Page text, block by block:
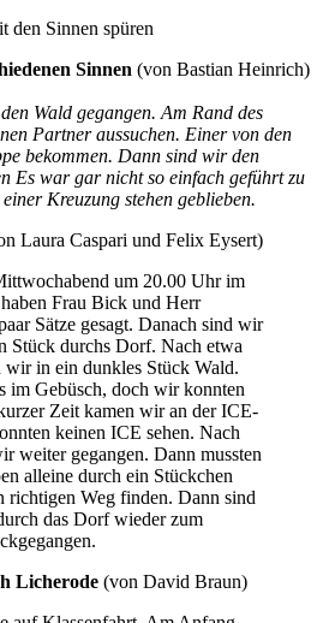
den Sinnen spüren
Sinnen (von Bastian Heinrich)
Wald gegangen. Am Rand des
Partner aussuchen. Einer von den
bekommen. Dann sind wir den
Es war gar nicht so einfach geführt zu
Kreuzung stehen geblieben.
Laura Caspari und Felix Eysert)
um 20.00 Uhr im
Frau Bick und Herr
Sätze gesagt. Danach sind wir
Stück durchs Dorf. Nach etwa
in ein dunkles Stück Wald.
im Gebüsch, doch wir konnten
Zeit kamen wir an der ICE-
keinen ICE sehen. Nach
weiter gegangen. Dann mussten
alleine durch ein Stückchen
richtigen Weg finden. Dann sind
das Dorf wieder zum
Licherode (von David Braun)